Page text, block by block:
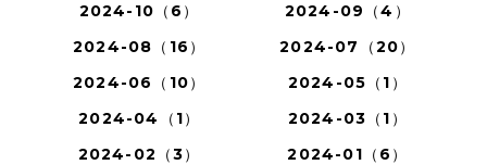
2024-10（6）
2024-09（4）
2024-08（16）
2024-07（20）
2024-06（10）
2024-05（1）
2024-04（1）
2024-03（1）
2024-02（3）
2024-01（6）